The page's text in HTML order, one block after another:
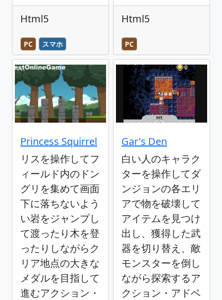
Html5
PC スマホ
Html5
PC
Princess Squirrel
リスを操作してフ
ィールド内のドン
グリを集めて画面
下に落ちないよう
い岩をジャンプし
て渡ったり木を登
ったりしながらク
リア地点の大きな
メダルを目指して
進むアクション・
Gar's Den
白い人のキャラク
ターを操作してダ
ンジョンの各エリ
アで物を破壊して
アイテムを見つけ
出し、獲得した武
器を切り替え、敵
モンスターを倒し
ながら探索するア
クション・アドベ